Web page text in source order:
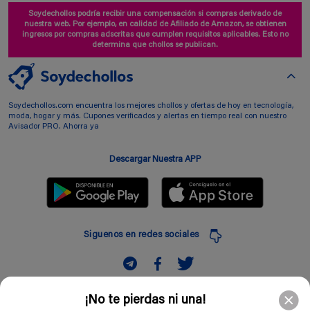
¡No te pierdas ni una!
Soydechollos podría recibir una compensación si compras derivado de
nuestra web. Por ejemplo, en calidad de Afiliado de Amazon, se obtienen
ingresos por compras adscritas que cumplen requisitos aplicables. Esto no
determina que chollos se publican.
Soydechollos.com encuentra los mejores chollos y ofertas de hoy en tecnología,
moda, hogar y más. Cupones verificados y alertas en tiempo real con nuestro
Avisador PRO. Ahorra ya
Descargar Nuestra APP
Siguenos en redes sociales
Suscribir